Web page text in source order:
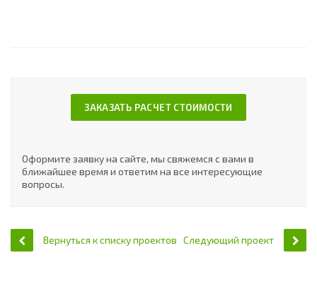
ЗАКАЗАТЬ РАСЧЕТ СТОИМОСТИ
Оформите заявку на сайте, мы свяжемся с вами в
ближайшее время и ответим на все интересующие
вопросы.
Вернуться к списку проектов Следующий проект